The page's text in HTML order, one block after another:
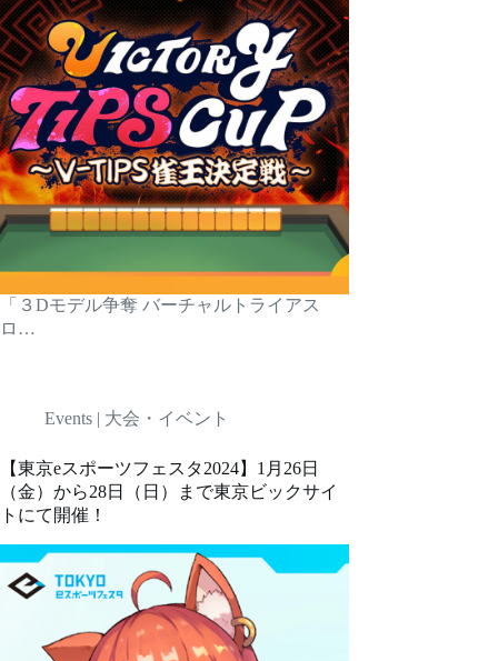
「３Dモデル争奪 バーチャルトライアス
ロ…
Events | 大会・イベント
【東京eスポーツフェスタ2024】1月26日
（金）から28日（日）まで東京ビックサイ
トにて開催！